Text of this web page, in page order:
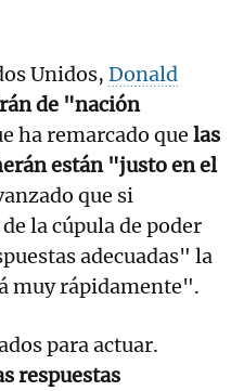
Unidos, Donald
de "nación
ha remarcado que las
están "justo en el
que si
la cúpula de poder
adecuadas" la
muy rápidamente".
para actuar.
respuestas